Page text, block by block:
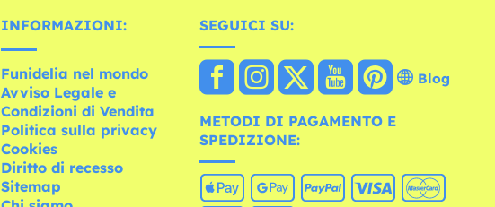
INFORMAZIONI:
Funidelia nel mondo
Avviso Legale e
Condizioni di Vendita
Politica sulla privacy
Cookies
Diritto di recesso
Sitemap
SEGUICI SU:
Blog
METODI DI PAGAMENTO E
SPEDIZIONE: